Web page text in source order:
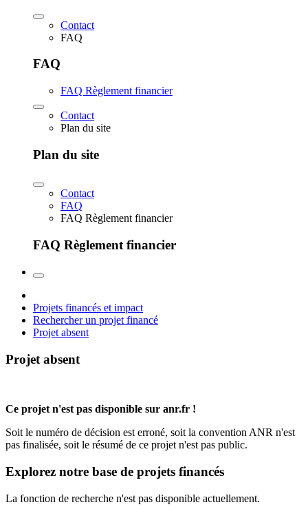
Contact
FAQ
FAQ
FAQ Règlement financier
Contact
Plan du site
Plan du site
Contact
FAQ
FAQ Règlement financier
FAQ Règlement financier
Projets financés et impact
Rechercher un projet financé
Projet absent
Projet absent
Ce projet n'est pas disponible sur anr.fr !
Soit le numéro de décision est erroné, soit la convention ANR n'est
pas finalisée, soit le résumé de ce projet n'est pas public.
Explorez notre base de projets financés
La fonction de recherche n'est pas disponible actuellement.